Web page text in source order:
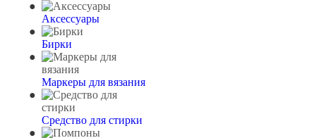
Аксессуары
Бирки
Маркеры для вязания
Средство для стирки